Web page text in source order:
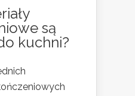
są
kuchni?